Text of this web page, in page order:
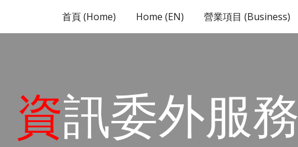
Skip to main content Skip to navigation
首頁 (Home) Home (EN) 營業項目 (Business)
資訊委外服務